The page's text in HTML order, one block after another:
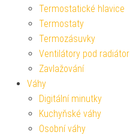
Termostatické hlavice
Termostaty
Termozásuvky
Ventilátory pod radiátor
Zavlažování
Váhy
Digitální minutky
Kuchyňské váhy
Osobní váhy